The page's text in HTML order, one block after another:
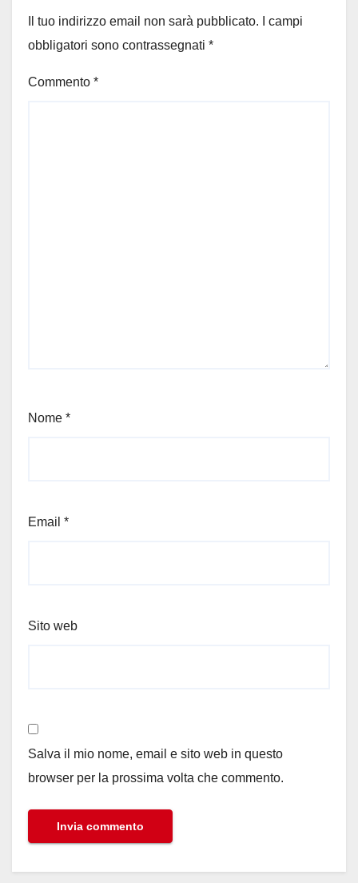
Il tuo indirizzo email non sarà pubblicato.
I campi
obbligatori sono contrassegnati *
Commento *
Nome *
Email *
Sito web
Salva il mio nome, email e sito web in questo
browser per la prossima volta che commento.